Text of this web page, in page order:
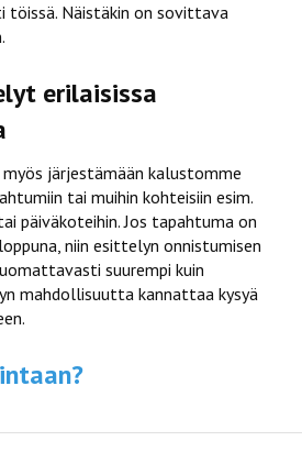
töissä. Näistäkin on sovittava
erilaisissa
myös järjestämään kalustomme
tai muihin kohteisiin esim.
päiväkoteihin. Jos tapahtuma on
niin esittelyn onnistumisen
suurempi kuin
mahdollisuutta kannattaa kysyä